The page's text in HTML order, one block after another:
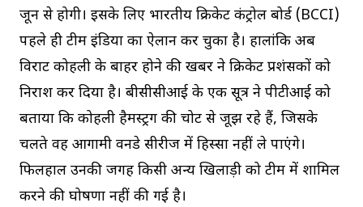
जून से होगी। इसके लिए भारतीय क्रिकेट कंट्रोल बोर्ड (BCCI)
पहले ही टीम इंडिया का ऐलान कर चुका है। हालांकि अब
विराट कोहली के बाहर होने की खबर ने क्रिकेट प्रशंसकों को
निराश कर दिया है। बीसीसीआई के एक सूत्र ने पीटीआई को
बताया कि कोहली हैमस्ट्रिंग की चोट से जूझ रहे हैं, जिसके
चलते वह आगामी वनडे सीरीज में हिस्सा नहीं ले पाएंगे।
फिलहाल उनकी जगह किसी अन्य खिलाड़ी को टीम में शामिल
करने की घोषणा नहीं की गई है।